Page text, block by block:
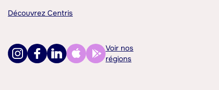
Découvrez Centris
Voir nos
régions